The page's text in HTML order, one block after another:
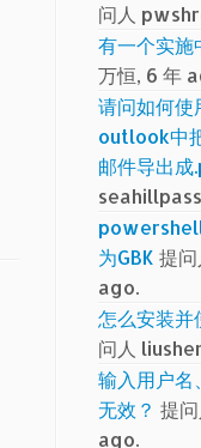
问人
有一个实施
万恒, 6 年
请问如何
outlook中
邮件导出
为GBK 提
ago.
怎么安装并
问人
输入用户名
无效？ 提
ago.